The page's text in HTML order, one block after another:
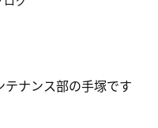
ナンス部の手塚です